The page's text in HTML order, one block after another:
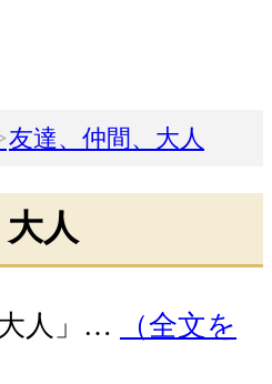
友達、仲間、大人
人
大人」…
（全文を